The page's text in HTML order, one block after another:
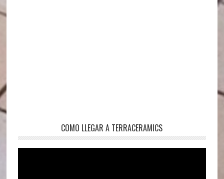
COMO LLEGAR A TERRACERAMICS